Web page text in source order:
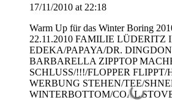
17/11/2010 at 22:18
Warm Up für das Winter Boring
22.11.2010 FAMILIE LÜDERITZ
EDEKA/PAPAYA/DR.
BARBARELLA ZIPPTOP
SCHLUSS/!!!/FLOPPER
WERBUNG STEHEN/TEE/
WINTERBOTTOM/COAL